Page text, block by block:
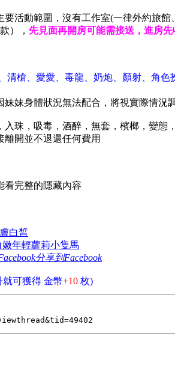
活動範圍，沒有工作室(一律外約旅
）， 先見面再開房可能需接送，進房先
清槍、愛愛、毒龍、奶炮、顏射、角色
妹身體狀況無法配合，將視實際情況
珠，吸毒，酒醉，無套，檳榔，變
開並不退還任何費用
看完整的隱藏內容
白皙
年輕蘿莉小隻馬
分享到Facebook
就可獲得 金幣+10 枚)